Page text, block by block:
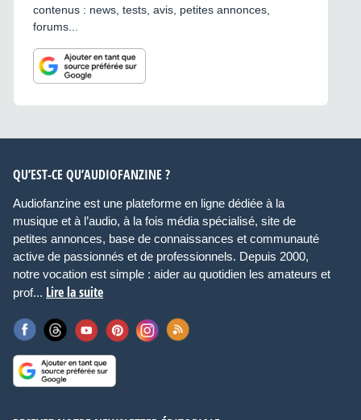
contenus : news, tests, avis, petites annonces,
forums...
QU’EST-CE QU’AUDIOFANZINE ?
Audiofanzine est une plateforme en ligne dédiée à la
musique et à l’audio, à la fois média spécialisé, site de
petites annonces, base de connaissances et communauté
active de passionnés et de professionnels. Depuis 2000,
notre vocation est simple : aider au quotidien les amateurs et
prof... Lire la suite